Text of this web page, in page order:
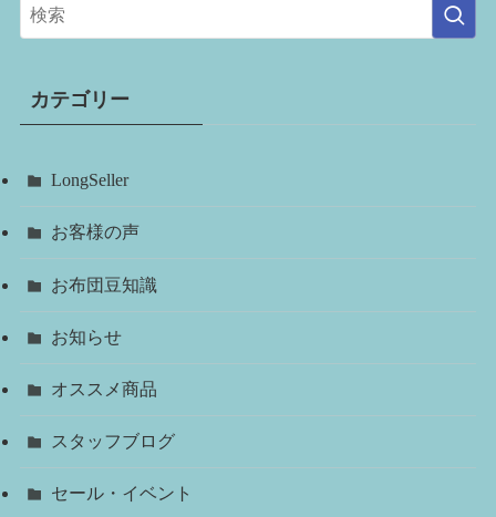
カテゴリー
LongSeller
お客様の声
お布団豆知識
お知らせ
オススメ商品
スタッフブログ
セール・イベント